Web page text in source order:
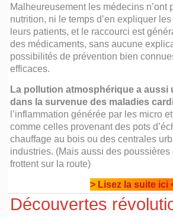
Malheureusement les médecins n’ont
nutrition, ni le temps d’en expliquer
leurs patients, et le raccourci est
des médicaments, sans aucune
possibilités de prévention bien
efficaces.
La pollution atmosphérique a aussi
dans la survenue des maladies
l’inflammation générée par les micro
comme celles provenant des pots
chauffage au bois ou des centrales
industries. (Mais aussi des poussières
frottent sur la route)
> Lisez la suite ici
Découvertes